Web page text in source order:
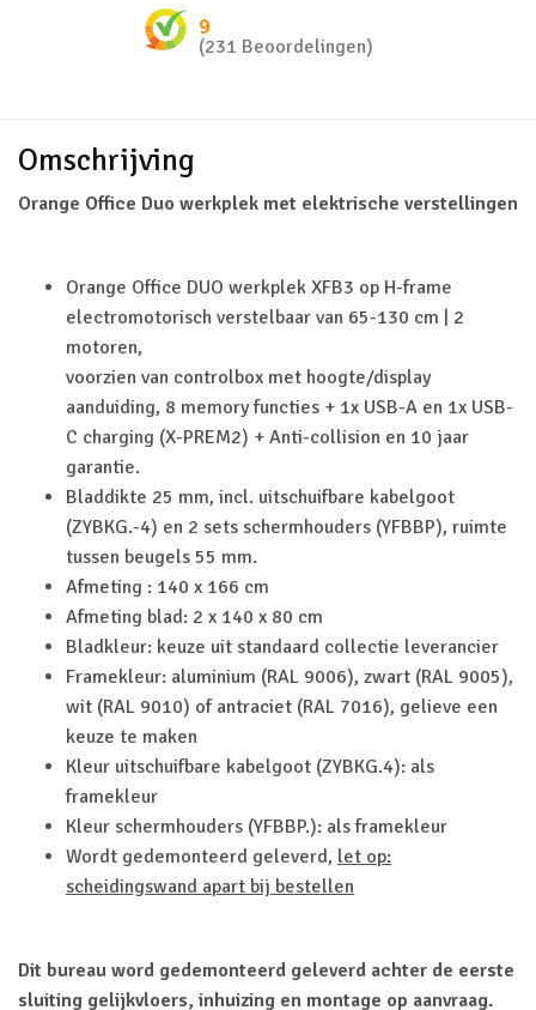
9
(231 Beoordelingen)
Omschrijving
Orange Office Duo werkplek met elektrische verstellingen
Orange Office DUO werkplek XFB3 op H-frame
electromotorisch verstelbaar van 65-130 cm | 2
motoren,
voorzien van controlbox met hoogte/display
aanduiding, 8 memory functies + 1x USB-A en 1x USB-
C charging (X-PREM2) + Anti-collision en 10 jaar
garantie.
Bladdikte 25 mm, incl. uitschuifbare kabelgoot
(ZYBKG.-4) en 2 sets schermhouders (YFBBP), ruimte
tussen beugels 55 mm.
Afmeting : 140 x 166 cm
Afmeting blad: 2 x 140 x 80 cm
Bladkleur: keuze uit standaard collectie leverancier
Framekleur: aluminium (RAL 9006), zwart (RAL 9005),
wit (RAL 9010) of antraciet (RAL 7016), gelieve een
keuze te maken
Kleur uitschuifbare kabelgoot (ZYBKG.4): als
framekleur
Kleur schermhouders (YFBBP.): als framekleur
Wordt gedemonteerd geleverd, let op:
scheidingswand apart bij bestellen
Dit bureau word gedemonteerd geleverd achter de eerste
sluiting gelijkvloers, inhuizing en montage op aanvraag.